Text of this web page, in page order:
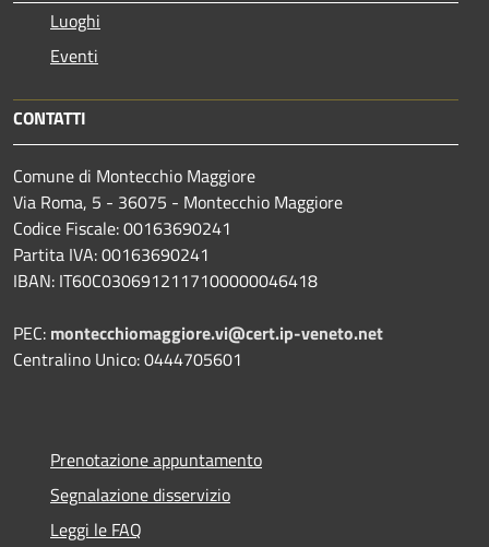
Luoghi
Eventi
CONTATTI
Comune di Montecchio Maggiore
Via Roma, 5 - 36075 - Montecchio Maggiore
Codice Fiscale: 00163690241
Partita IVA: 00163690241
IBAN: IT60C0306912117100000046418
PEC: montecchiomaggiore.vi@cert.ip-veneto.net
Centralino Unico: 0444705601
Prenotazione appuntamento
Segnalazione disservizio
Leggi le FAQ